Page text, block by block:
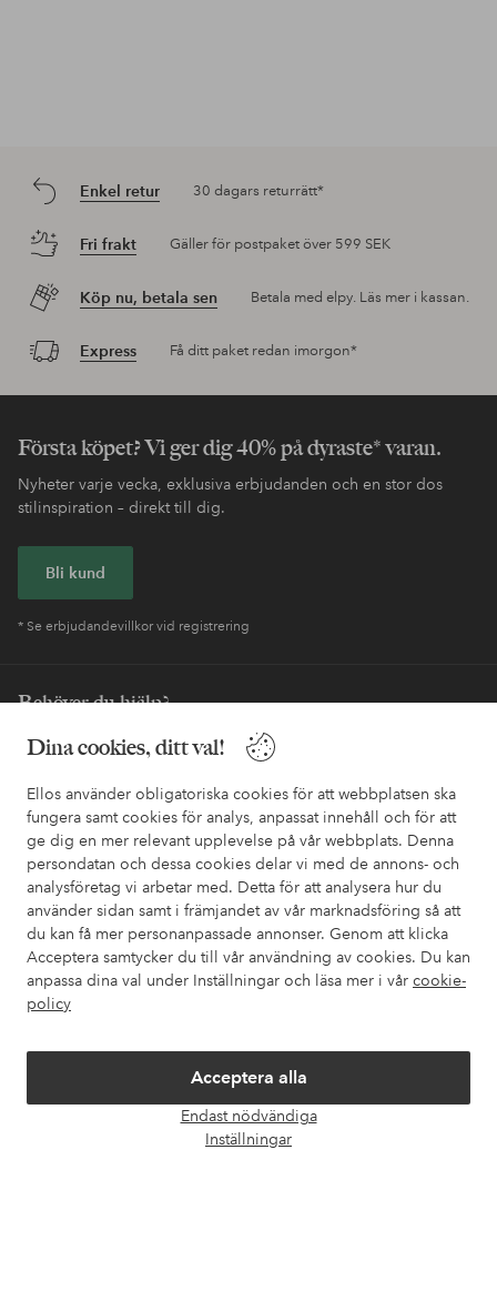
Dina cookies, ditt val!
Ellos använder obligatoriska cookies för att webbplatsen ska
fungera samt cookies för analys, anpassat innehåll och för att
ge dig en mer relevant upplevelse på vår webbplats. Denna
persondatan och dessa cookies delar vi med de annons- och
analysföretag vi arbetar med. Detta för att analysera hur du
använder sidan samt i främjandet av vår marknadsföring så att
du kan få mer personanpassade annonser. Genom att klicka
Acceptera samtycker du till vår användning av cookies. Du kan
anpassa dina val under Inställningar och läsa mer i vår cookie-
policy
Acceptera alla
Endast nödvändiga
Inställningar
Enkel retur 30 dagars returrätt*
Fri frakt Gäller för postpaket över 599 SEK
Köp nu, betala sen Betala med elpy. Läs mer i kassan.
Express Få ditt paket redan imorgon*
Första köpet? Vi ger dig 40% på dyraste* varan.
Nyheter varje vecka, exklusiva erbjudanden och en stor dos
stilinspiration – direkt till dig.
Bli kund
* Se erbjudandevillkor vid registrering
Behöver du hjälp?
I vår FAQ hittar du svaren på de vanligaste frågorna. Här finns
också information om hur du enklast kontaktar oss.
Kundservice Beställning Betalsätt
Mina sidor
Om Ellos
Villkor